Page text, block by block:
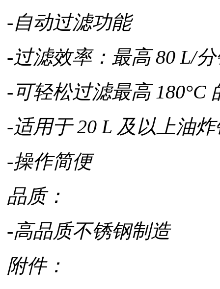
-自动过滤功能
-过滤效率：最高 80 L/
-可轻松过滤最高 180°C
-适用于 20 L 及以上油炸
-操作简便
品质：
-高品质不锈钢制造
附件：